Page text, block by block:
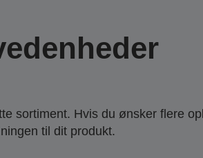
sortiment. Hvis du ønsker flere
til dit produkt.